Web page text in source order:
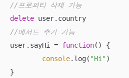
//프로퍼티 삭제 가능
delete
//메서드 추가 가능
user.sayHi = function( ) {
console.log( "Hi" )